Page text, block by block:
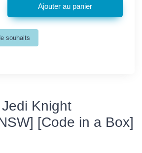
Knight
[Code in a Box]